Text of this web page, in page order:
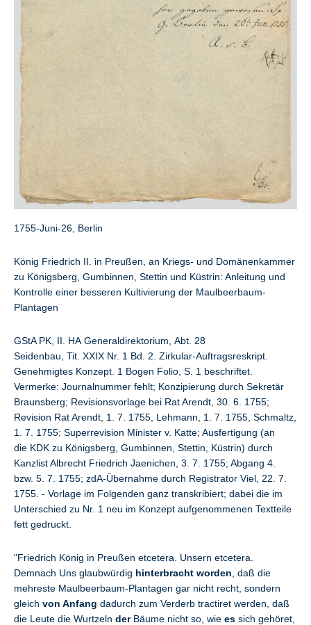
1755-Juni-26, Berlin
König Friedrich II. in Preußen, an Kriegs- und Domänenkammer
zu Königsberg, Gumbinnen, Stettin und Küstrin: Anleitung und
Kontrolle einer besseren Kultivierung der Maulbeerbaum-
Plantagen
GStA PK, II. HA Generaldirektorium, Abt. 28
Seidenbau, Tit. XXIX Nr. 1 Bd. 2. Zirkular-Auftragsreskript.
Genehmigtes Konzept. 1 Bogen Folio, S. 1 beschriftet.
Vermerke: Journalnummer fehlt; Konzipierung durch Sekretär
Braunsberg; Revisionsvorlage bei Rat Arendt, 30. 6. 1755;
Revision Rat Arendt, 1. 7. 1755, Lehmann, 1. 7. 1755, Schmaltz,
1. 7. 1755; Superrevision Minister v. Katte; Ausfertigung (an
die KDK zu Königsberg, Gumbinnen, Stettin, Küstrin) durch
Kanzlist Albrecht Friedrich Jaenichen, 3. 7. 1755; Abgang 4.
bzw. 5. 7. 1755; zdA-Übernahme durch Registrator Viel, 22. 7.
1755. - Vorlage im Folgenden ganz transkribiert; dabei die im
Unterschied zu Nr. 1 neu im Konzept aufgenommenen Textteile
fett gedruckt.
"Friedrich König in Preußen etcetera. Unsern etcetera.
Demnach Uns glaubwürdig hinterbracht worden , daß die
mehreste Maulbeerbaum-Plantagen gar nicht recht, sondern
gleich von Anfang dadurch zum Verderb tractiret werden, daß
die Leute die Wurtzeln derBäume nicht so, wie es sich gehöret,